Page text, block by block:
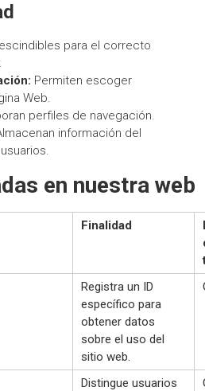
para el correcto
Permiten escoger
Web.
perfiles de navegación.
información del
en nuestra web
Finalidad
Registra un ID
específico para
obtener datos
sobre el uso del
sitio web.
Distingue usuarios